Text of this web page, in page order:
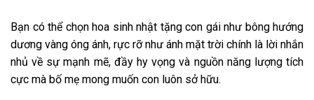
Bạn có thể chọn hoa sinh nhật tặng con gái như bông hướng
dương vàng óng ánh, rực rỡ như ánh mặt trời chính là lời nhắn
nhủ về sự mạnh mẽ, đầy hy vọng và nguồn năng lượng tích
cực mà bố mẹ mong muốn con luôn sở hữu.